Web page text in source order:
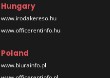
Hungary
www.irodakereso.hu
www.officerentinfo.hu
Poland
www.biurainfo.pl